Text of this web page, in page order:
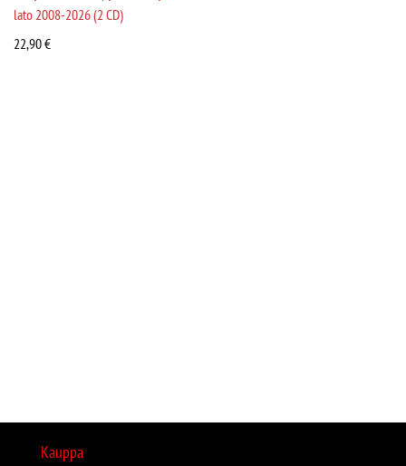
lato 2008-2026 (2 CD)
22,90€
Kauppa